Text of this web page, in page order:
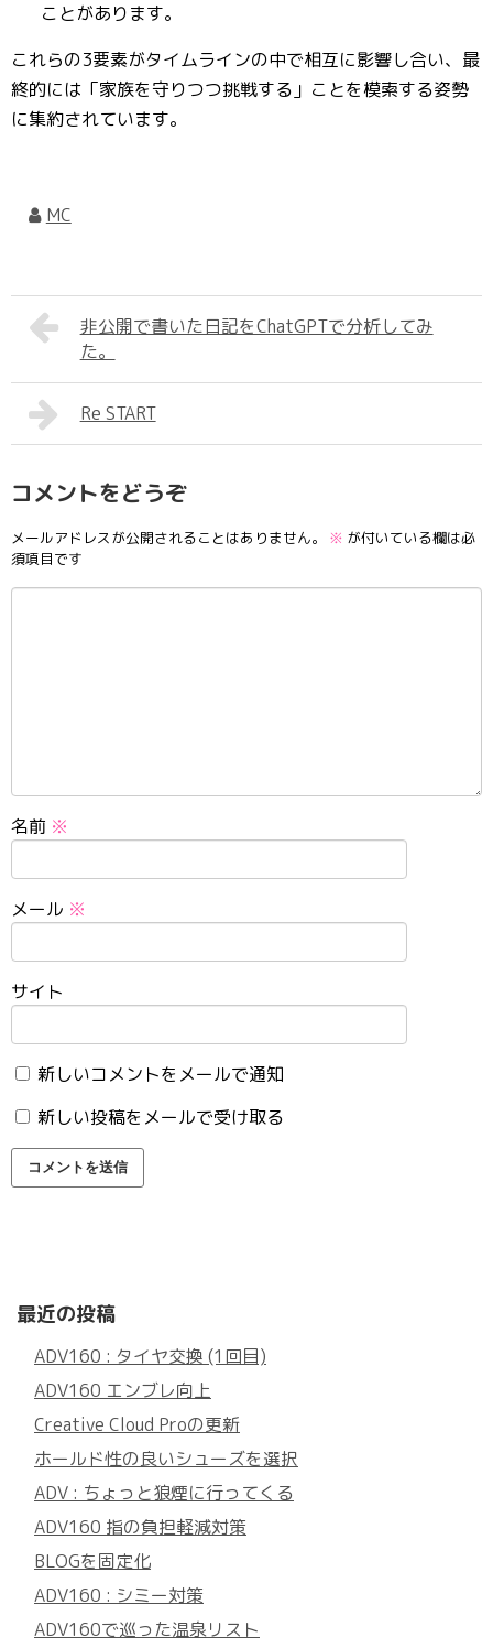
ことがあります。
これらの3要素がタイムラインの中で相互に影響し合い、最
終的には「家族を守りつつ挑戦する」ことを模索する姿勢
に集約されています。
MC
非公開で書いた日記をChatGPTで分析してみ
た。
Re START
コメントをどうぞ
メールアドレスが公開されることはありません。 ※ が付いている欄は必
須項目です
名前 ※
メール ※
サイト
新しいコメントをメールで通知
新しい投稿をメールで受け取る
最近の投稿
ADV160 : タイヤ交換 (1回目)
ADV160 エンブレ向上
Creative Cloud Proの更新
ホールド性の良いシューズを選択
ADV : ちょっと狼煙に行ってくる
ADV160 指の負担軽減対策
BLOGを固定化
ADV160 : シミー対策
ADV160で巡った温泉リスト